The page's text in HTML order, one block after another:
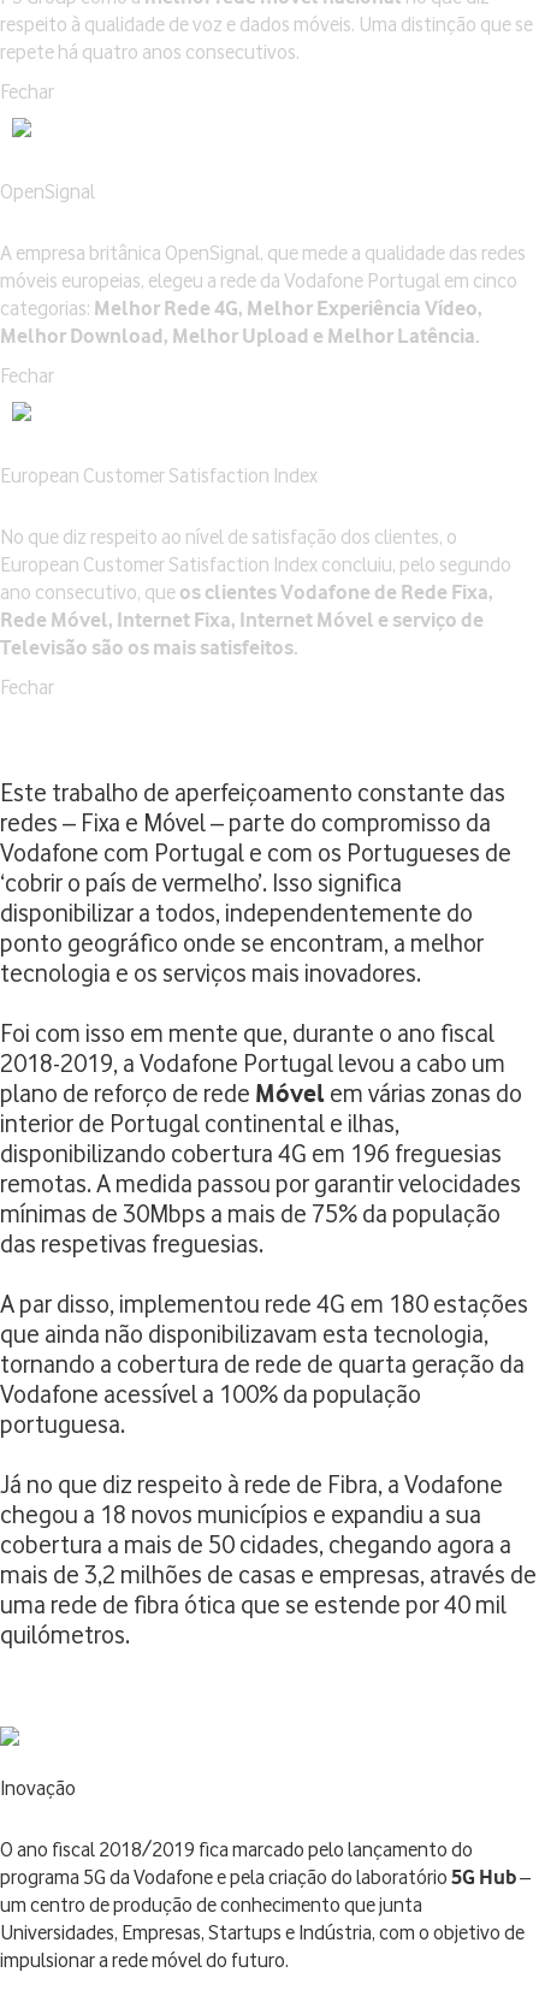
respeito à qualidade de voz e dados móveis. Uma distinção que se
repete há quatro anos consecutivos.
Fechar
OpenSignal
A empresa britânica OpenSignal, que mede a qualidade das redes
móveis europeias, elegeu a rede da Vodafone Portugal em cinco
categorias: Melhor Rede 4G, Melhor Experiência Vídeo,
Melhor Download, Melhor Upload e Melhor Latência.
Fechar
European Customer Satisfaction Index
No que diz respeito ao nível de satisfação dos clientes, o
European Customer Satisfaction Index concluiu, pelo segundo
ano consecutivo, que os clientes Vodafone de Rede Fixa,
Rede Móvel, Internet Fixa, Internet Móvel e serviço de
Televisão são os mais satisfeitos.
Fechar
Este trabalho de aperfeiçoamento constante das
redes – Fixa e Móvel – parte do compromisso da
Vodafone com Portugal e com os Portugueses de
‘cobrir o país de vermelho’. Isso significa
disponibilizar a todos, independentemente do
ponto geográfico onde se encontram, a melhor
tecnologia e os serviços mais inovadores.
Foi com isso em mente que, durante o ano fiscal
2018-2019, a Vodafone Portugal levou a cabo um
plano de reforço de rede Móvel em várias zonas do
interior de Portugal continental e ilhas,
disponibilizando cobertura 4G em 196 freguesias
remotas. A medida passou por garantir velocidades
mínimas de 30Mbps a mais de 75% da população
das respetivas freguesias.
A par disso, implementou rede 4G em 180 estações
que ainda não disponibilizavam esta tecnologia,
tornando a cobertura de rede de quarta geração da
Vodafone acessível a 100% da população
portuguesa.
Já no que diz respeito à rede de Fibra, a Vodafone
chegou a 18 novos municípios e expandiu a sua
cobertura a mais de 50 cidades, chegando agora a
mais de 3,2 milhões de casas e empresas, através de
uma rede de fibra ótica que se estende por 40 mil
quilómetros.
Inovação
O ano fiscal 2018/2019 fica marcado pelo lançamento do
programa 5G da Vodafone e pela criação do laboratório 5G Hub–
um centro de produção de conhecimento que junta
Universidades, Empresas, Startups e Indústria, com o objetivo de
impulsionar a rede móvel do futuro.